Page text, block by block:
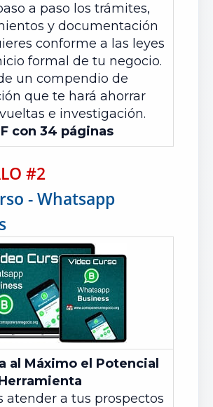
a paso los trámites,
y documentación
conforme a las leyes
formal de tu negocio.
un compendio de
que te hará ahorrar
e investigación.
con 34 páginas
#2
- Whatsapp
al Máximo el Potencial
atender a tus prospectos